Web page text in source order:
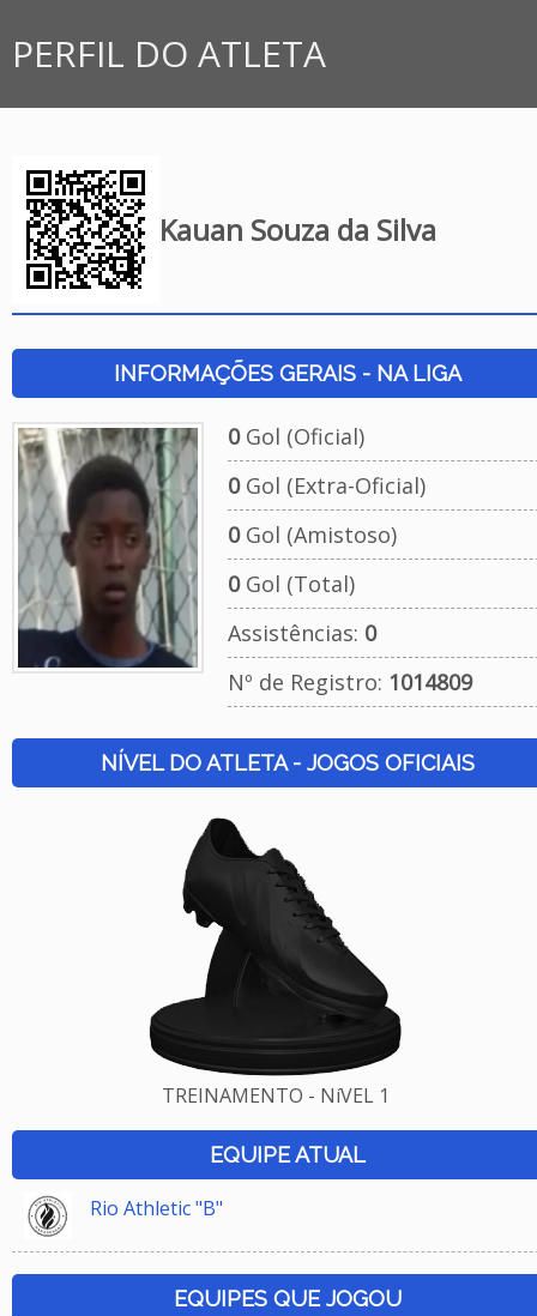
PERFIL DO ATLETA
Kauan Souza da Silva
INFORMAÇÕES GERAIS - NA LIGA
0Gol (Oficial)
0Gol (Extra-Oficial)
0Gol (Amistoso)
0Gol (Total)
Assistências: 0
Nº de Registro: 1014809
NÍVEL DO ATLETA - JOGOS OFICIAIS
TREINAMENTO - NíVEL 1
EQUIPE ATUAL
Rio Athletic "B"
EQUIPES QUE JOGOU